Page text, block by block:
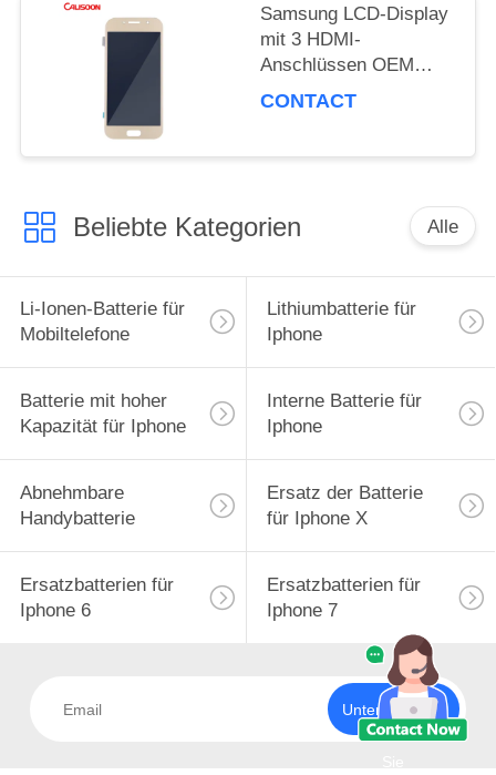
Samsung LCD-Display
mit 3 HDMI-
Anschlüssen OEM
ODM
CONTACT
Beliebte Kategorien Alle
Li-Ionen-Batterie für
Mobiltelefone
Lithiumbatterie für
Iphone
Batterie mit hoher
Kapazität für Iphone
Interne Batterie für
Iphone
Abnehmbare
Handybatterie
Ersatz der Batterie
für Iphone X
Ersatzbatterien für
Iphone 6
Ersatzbatterien für
Iphone 7
Unterzeichnen